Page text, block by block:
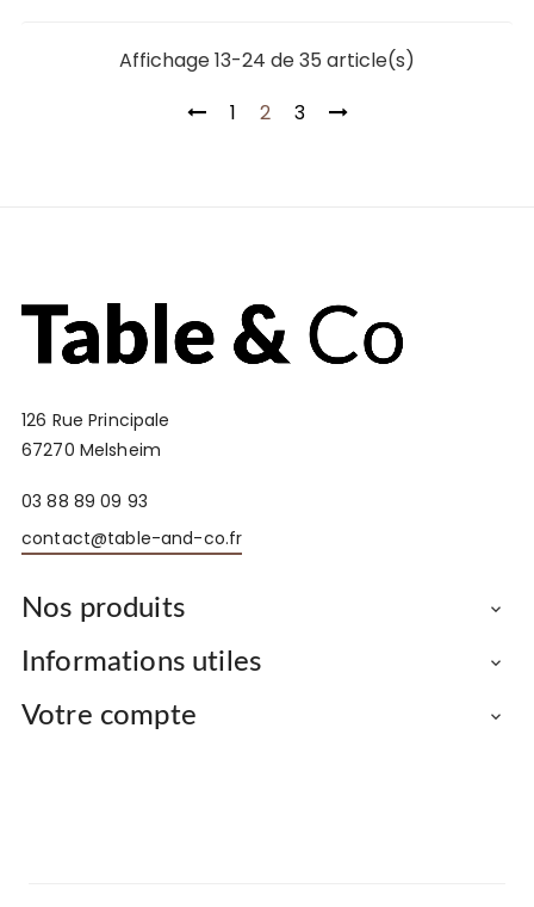
Affichage 13-24 de 35 article(s)
1
2 3
126 Rue Principale
67270 Melsheim
03 88 89 09 93
contact@table-and-co.fr
Nos produits 
Informations utiles 
Votre compte 